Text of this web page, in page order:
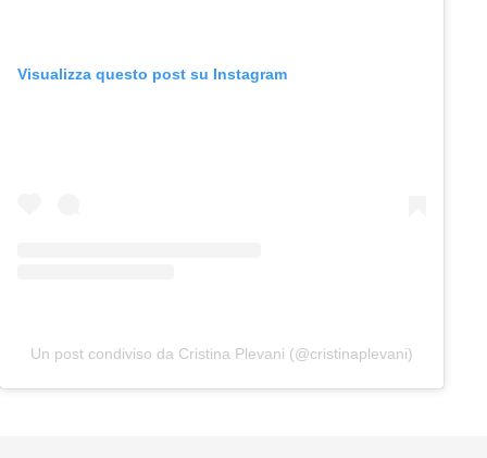
Visualizza questo post su Instagram
Un post condiviso da Cristina Plevani (@cristinaplevani)